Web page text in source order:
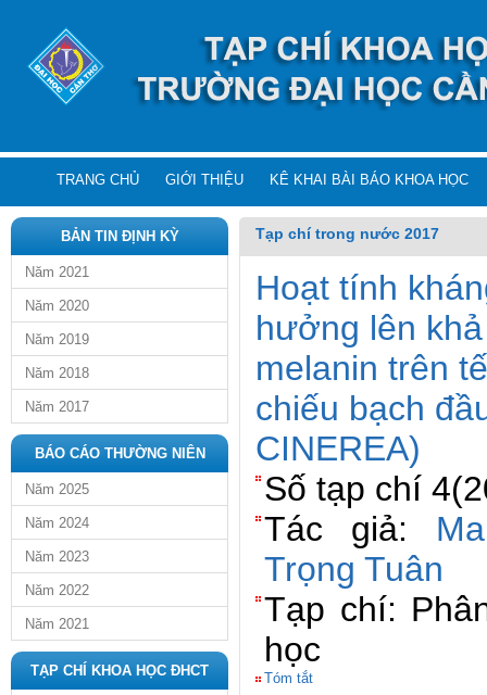
TRANG CHỦ GIỚI THIỆU KÊ KHAI BÀI BÁO KHOA HỌC
BẢN TIN ĐỊNH KỲ
Năm 2021
Năm 2020
Năm 2019
Năm 2018
Năm 2017
BÁO CÁO THƯỜNG NIÊN
Năm 2025
Năm 2024
Năm 2023
Năm 2022
Năm 2021
TẠP CHÍ KHOA HỌC ĐHCT
Tạp chí trong nước 2017
Hoạt tính
hưởng lên
melanin trên
chiếu bạch
CINEREA)
Số tạp chí
Tác giả:
Trọng Tuân
Tạp chí:
học
Tóm tắt